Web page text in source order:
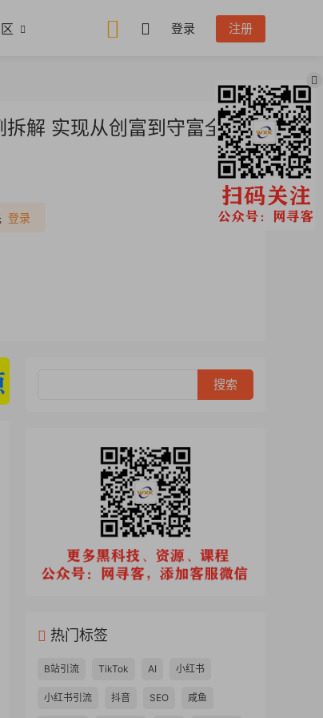
登录 注册
解 实现从创富到守富全周
推广
登录
热门标签
B站引流 TikTok AI 小红书
小红书引流 抖音 SEO 咸鱼